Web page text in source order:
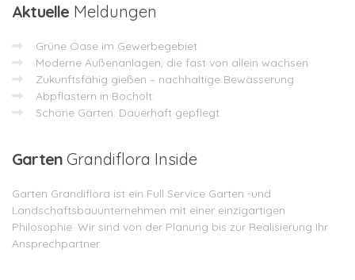
Aktuelle Meldungen
Grüne Oase im Gewerbegebiet
Moderne Außenanlagen, die fast von allein wachsen
Zukunftsfähig gießen – nachhaltige Bewässerung
Abpflastern in Bocholt:
Schöne Gärten. Dauerhaft gepflegt.
Garten Grandiflora Inside
Garten Grandiflora ist ein Full Service Garten -und
Landschaftsbauunternehmen mit einer einzigartigen
Philosophie. Wir sind von der Planung bis zur Realisierung Ihr
Ansprechpartner.